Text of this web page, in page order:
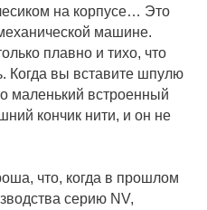
на корпусе… Это
машине.
плавно и тихо, что
Когда вы вставите шпулю
маленький встроенный
кончик нити, и он не
что, когда в прошлом
серию NV,